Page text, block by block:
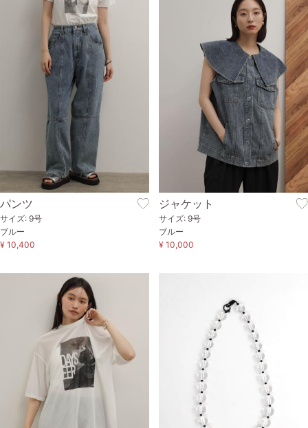
パンツ
サイズ: 9号
ブルー
¥ 10,400
ジャケット
サイズ: 9号
ブルー
¥ 10,000